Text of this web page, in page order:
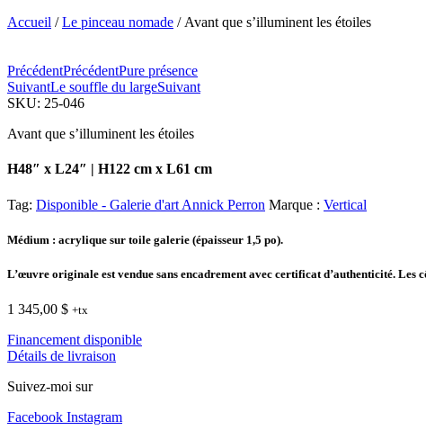
Accueil /Le pinceau nomade / Avant que s’illuminent les étoiles
PrécédentPrécédentPure présence
SuivantLe souffle du largeSuivant
SKU: 25-046
Avant que s’illuminent les étoiles
H48″ x L24″ | H122 cm x L61 cm
Tag: Disponible - Galerie d'art Annick Perron Marque : Vertical
Médium : acrylique sur toile galerie (épaisseur 1,5 po).
L’œuvre originale est vendue sans encadrement avec certificat d’authenticité. Les
1 345,00 $ +tx
Financement disponible
Détails de livraison
Suivez-moi sur
Facebook Instagram